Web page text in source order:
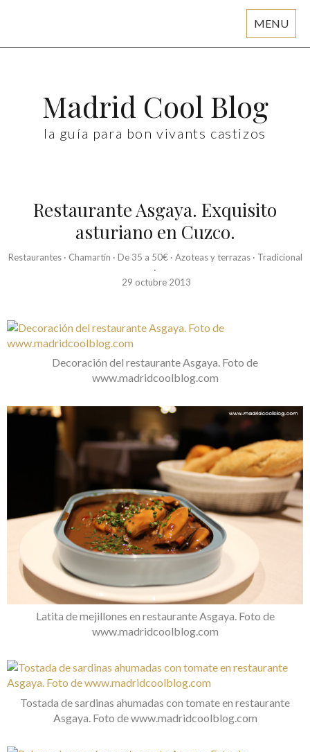
MENU
Madrid Cool Blog
la guía para bon vivants castizos
Restaurante Asgaya. Exquisito
asturiano en Cuzco.
Restaurantes· Chamartín · De 35 a 50€ · Azoteas y terrazas· Tradicional
·
29 octubre 2013
Decoración del restaurante Asgaya. Foto de
www.madridcoolblog.com
Latita de mejillones en restaurante Asgaya. Foto de
www.madridcoolblog.com
Tostada de sardinas ahumadas con tomate en restaurante
Asgaya. Foto de www.madridcoolblog.com